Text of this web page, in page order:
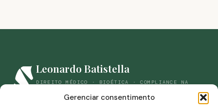
Gerenciar consentimento
Leonardo Batistella
DIREITO MÉDICO · BIOÉTICA · COMPLIANCE NA
(44) 98861-9059